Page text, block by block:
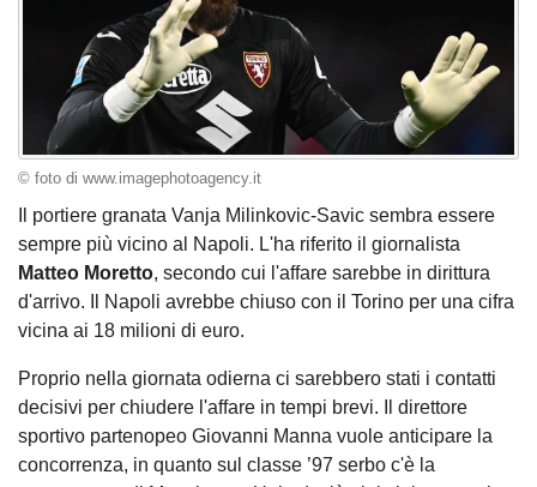
© foto di www.imagephotoagency.it
Il portiere granata Vanja Milinkovic-Savic sembra essere
sempre più vicino al Napoli. L'ha riferito il giornalista
Matteo Moretto, secondo cui l'affare sarebbe in dirittura
d'arrivo. Il Napoli avrebbe chiuso con il Torino per una cifra
vicina ai 18 milioni di euro.
Proprio nella giornata odierna ci sarebbero stati i contatti
decisivi per chiudere l'affare in tempi brevi. Il direttore
sportivo partenopeo Giovanni Manna vuole anticipare la
concorrenza, in quanto sul classe ’97 serbo c'è la